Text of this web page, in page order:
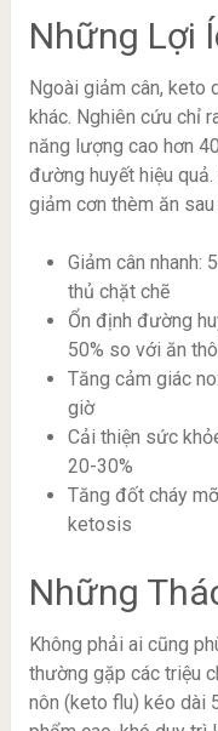
Những Lợi
Ngoài giảm cân, keto
khác. Nghiên cứu chỉ
năng lượng cao hơn
đường huyết hiệu
giảm cơn thèm ăn sau
Giảm cân nhanh:
thủ chặt chẽ
Ổn định đường
50% so với ăn
Tăng cảm giác
giờ
Cải thiện sức
20-30%
Tăng đốt cháy
ketosis
Những
Không phải ai cũng
thường gặp các triệu
nôn (keto flu) kéo dài